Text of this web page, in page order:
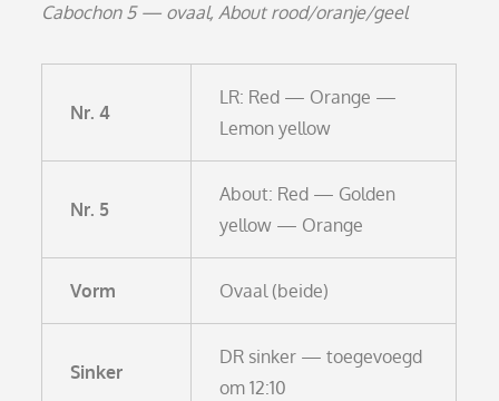
Cabochon 5 — ovaal, About rood/oranje/geel
Nr. 4
LR: Red — Orange —
Lemon yellow
Nr. 5
About: Red — Golden
yellow — Orange
Vorm Ovaal (beide)
Sinker
DR sinker — toegevoegd
om 12:10